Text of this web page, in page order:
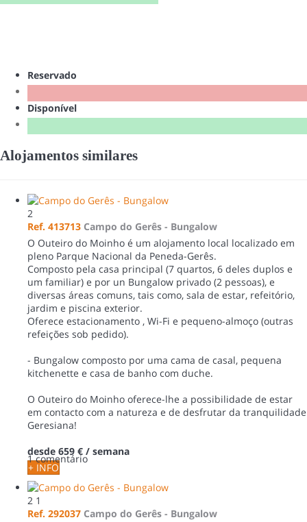
Reservado
Disponível
Alojamentos similares
2
Ref. 413713 Campo do Gerês - Bungalow
O Outeiro do Moinho é um alojamento local localizado em
pleno Parque Nacional da Peneda-Gerês.
Composto pela casa principal (7 quartos, 6 deles duplos e
um familiar) e por un Bungalow privado (2 pessoas), e
diversas áreas comuns, tais como, sala de estar, refeitório,
jardim e piscina exterior.
Oferece estacionamento , Wi-Fi e pequeno-almoço (outras
refeições sob pedido).
- Bungalow composto por uma cama de casal, pequena
kitchenette e casa de banho com duche.
O Outeiro do Moinho oferece-lhe a possibilidade de estar
em contacto com a natureza e de desfrutar da tranquilidade
Geresiana!
1 comentário
desde 659 € / semana
+ INFO
2 1
Ref. 292037 Campo do Gerês - Bungalow